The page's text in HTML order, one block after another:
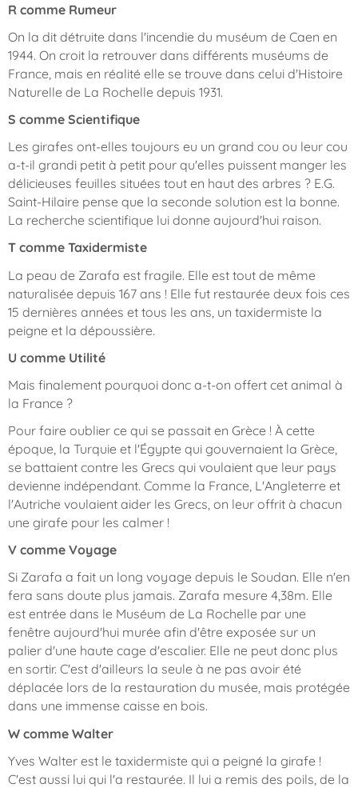
R comme Rumeur
On la dit détruite dans l'incendie du muséum de Caen en
1944. On croit la retrouver dans différents muséums de
France, mais en réalité elle se trouve dans celui d'Histoire
Naturelle de La Rochelle depuis 1931.
S comme Scientifique
Les girafes ont-elles toujours eu un grand cou ou leur cou
a-t-il grandi petit à petit pour qu'elles puissent manger les
délicieuses feuilles situées tout en haut des arbres ? E.G.
Saint-Hilaire pense que la seconde solution est la bonne.
La recherche scientifique lui donne aujourd'hui raison.
T comme Taxidermiste
La peau de Zarafa est fragile. Elle est tout de même
naturalisée depuis 167 ans ! Elle fut restaurée deux fois ces
15 dernières années et tous les ans, un taxidermiste la
peigne et la dépoussière.
U comme Utilité
Mais finalement pourquoi donc a-t-on offert cet animal à
la France ?
Pour faire oublier ce qui se passait en Grèce ! À cette
époque, la Turquie et l'Égypte qui gouvernaient la Grèce,
se battaient contre les Grecs qui voulaient que leur pays
devienne indépendant. Comme la France, L'Angleterre et
l'Autriche voulaient aider les Grecs, on leur offrit à chacun
une girafe pour les calmer !
V comme Voyage
Si Zarafa a fait un long voyage depuis le Soudan. Elle n'en
fera sans doute plus jamais. Zarafa mesure 4,38m. Elle
est entrée dans le Muséum de La Rochelle par une
fenêtre aujourd'hui murée afin d'être exposée sur un
palier d'une haute cage d'escalier. Elle ne peut donc plus
en sortir. C'est d'ailleurs la seule à ne pas avoir été
déplacée lors de la restauration du musée, mais protégée
dans une immense caisse en bois.
W comme Walter
Yves Walter est le taxidermiste qui a peigné la girafe !
C'est aussi lui qui l'a restaurée. Il lui a remis des poils, de la